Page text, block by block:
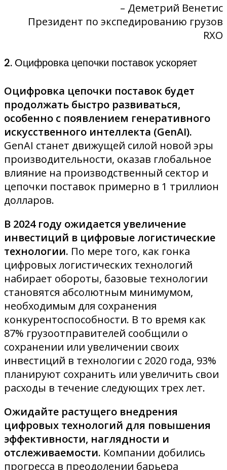
– Деметрий Венетис
Президент по экспедированию грузов
RXO
2. Оцифровка цепочки поставок ускоряет
Оцифровка цепочки поставок будет
продолжать быстро развиваться,
особенно с появлением генеративного
искусственного интеллекта (GenAI).
GenAI станет движущей силой новой эры
производительности, оказав глобальное
влияние на производственный сектор и
цепочки поставок примерно в 1 триллион
долларов.
В 2024 году ожидается увеличение
инвестиций в цифровые логистические
технологии. По мере того, как гонка
цифровых логистических технологий
набирает обороты, базовые технологии
становятся абсолютным минимумом,
необходимым для сохранения
конкурентоспособности. В то время как
87% грузоотправителей сообщили о
сохранении или увеличении своих
инвестиций в технологии с 2020 года, 93%
планируют сохранить или увеличить свои
расходы в течение следующих трех лет.
Ожидайте растущего внедрения
цифровых технологий для повышения
эффективности, наглядности и
отслеживаемости. Компании добились
прогресса в преодолении барьера